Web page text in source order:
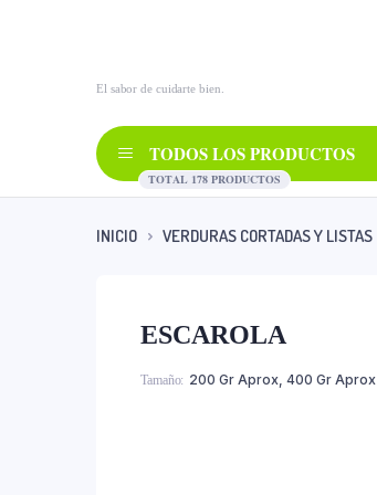
El sabor de cuidarte bien.
TODOS LOS PRODUCTOS
TOTAL 178 PRODUCTOS
INICIO VERDURAS CORTADAS Y LISTAS
ESCAROLA
Tamaño 200 Gr Aprox, 400 Gr Aprox